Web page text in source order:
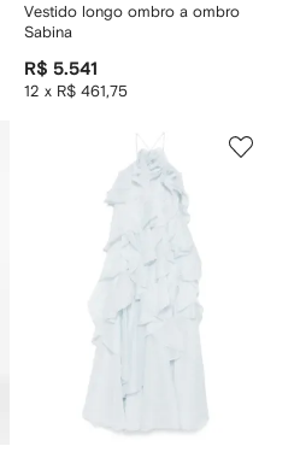
Vestido longo ombro a ombro
Sabina
R$ 5.541
12 x R$ 461,75